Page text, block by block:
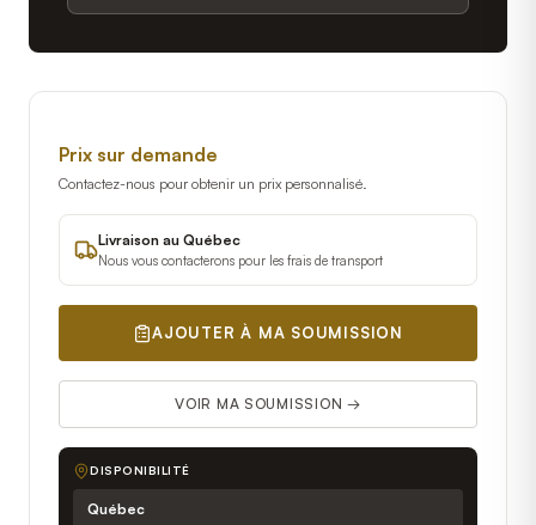
Prix sur demande
Contactez-nous pour obtenir un prix personnalisé.
Livraison au Québec
Nous vous contacterons pour les frais de transport
AJOUTER À MA SOUMISSION
VOIR MA SOUMISSION →
DISPONIBILITÉ
Québec